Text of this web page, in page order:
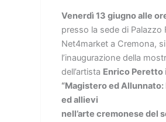
Venerdì 13 giugno alle
presso la sede di Palazzo
Net4market a Cremona,
l’inaugurazione della
dell’artista Enrico Peretto
“Magistero ed
ed allievi
nell’arte cremonese del